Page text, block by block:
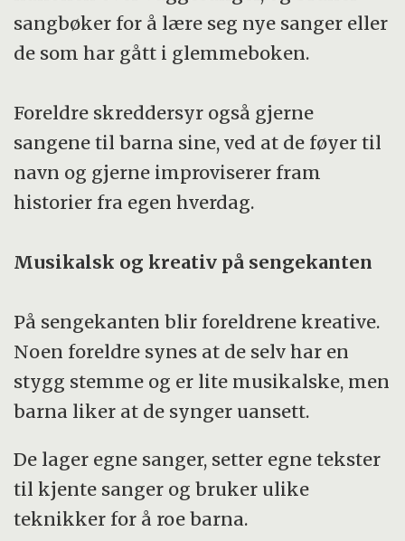
sangbøker for å lære seg nye sanger eller
de som har gått i glemmeboken.
Foreldre skreddersyr også gjerne
sangene til barna sine, ved at de føyer til
navn og gjerne improviserer fram
historier fra egen hverdag.
Musikalsk og kreativ på sengekanten
På sengekanten blir foreldrene kreative.
Noen foreldre synes at de selv har en
stygg stemme og er lite musikalske, men
barna liker at de synger uansett.
De lager egne sanger, setter egne tekster
til kjente sanger og bruker ulike
teknikker for å roe barna.